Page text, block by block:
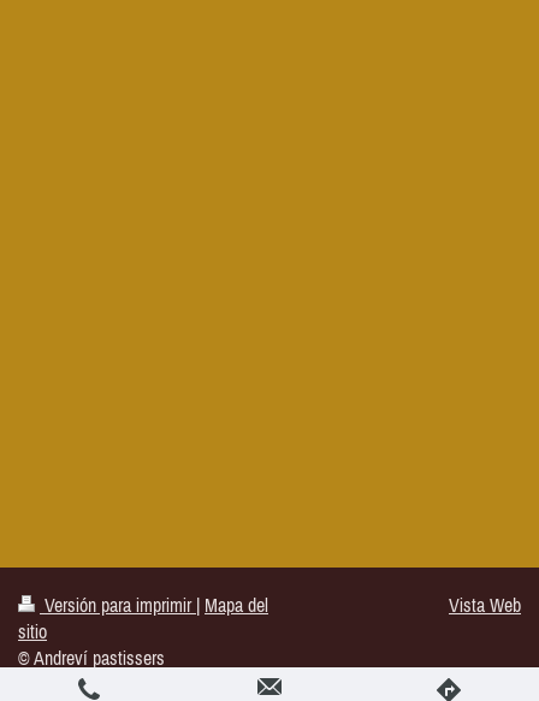
Versión para imprimir | Mapa del
sitio
© Andreví pastissers
Vista Web